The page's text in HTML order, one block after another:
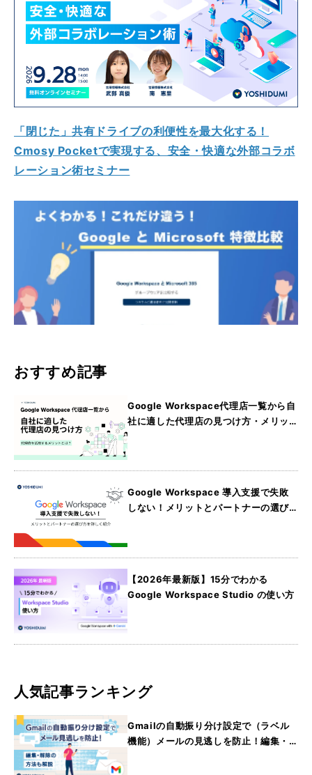
「閉じた」共有ドライブの利便性を最大化する！
Cmosy Pocketで実現する、安全・快適な外部コラボ
レーション術セミナー
おすすめ記事
Google Workspace代理店一覧から自
社に適した代理店の見つけ方・メリッ
Google Workspace 導入支援で失敗
しない！メリットとパートナーの選び
【2026年最新版】15分でわかる
Google Workspace Studio の使い方
人気記事ランキング
Gmailの自動振り分け設定で（ラベル
機能）メールの見逃しを防止！編集・